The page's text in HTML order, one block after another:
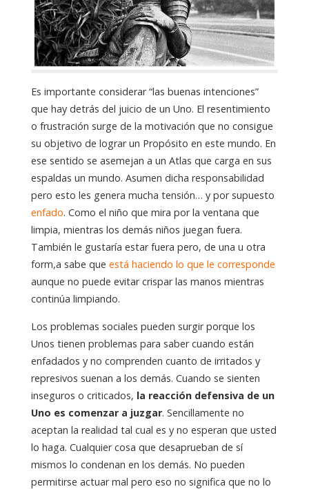
Es importante considerar “las buenas intenciones”
que hay detrás del juicio de un Uno. El resentimiento
o frustración surge de la motivación que no consigue
su objetivo de lograr un Propósito en este mundo. En
ese sentido se asemejan a un Atlas que carga en sus
espaldas un mundo. Asumen dicha responsabilidad
pero esto les genera mucha tensión… y por supuesto
enfado. Como el niño que mira por la ventana que
limpia, mientras los demás niños juegan fuera.
También le gustaría estar fuera pero, de una u otra
form,a sabe que está haciendo lo que le corresponde
aunque no puede evitar crispar las manos mientras
continúa limpiando.
Los problemas sociales pueden surgir porque los
Unos tienen problemas para saber cuando están
enfadados y no comprenden cuanto de irritados y
represivos suenan a los demás. Cuando se sienten
inseguros o criticados, la reacción defensiva de un
Uno es comenzar a juzgar. Sencillamente no
aceptan la realidad tal cual es y no esperan que usted
lo haga. Cualquier cosa que desaprueban de sí
mismos lo condenan en los demás. No pueden
permitirse actuar mal pero eso no significa que no lo